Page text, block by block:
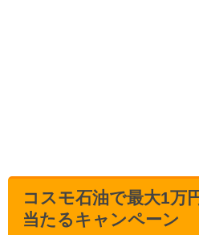
コスモ石油で最大1万
当たるキャンペーン